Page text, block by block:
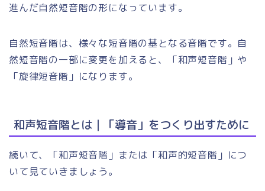
進んだ自然短音階の形になっています。
自然短音階は、様々な短音階の基となる音階です。自
然短音階の一部に変更を加えると、「和声短音階」や
「旋律短音階」になります。
和声短音階とは｜「導音」をつくり出すために
続いて、「和声短音階」または「和声的短音階」につ
いて見ていきましょう。